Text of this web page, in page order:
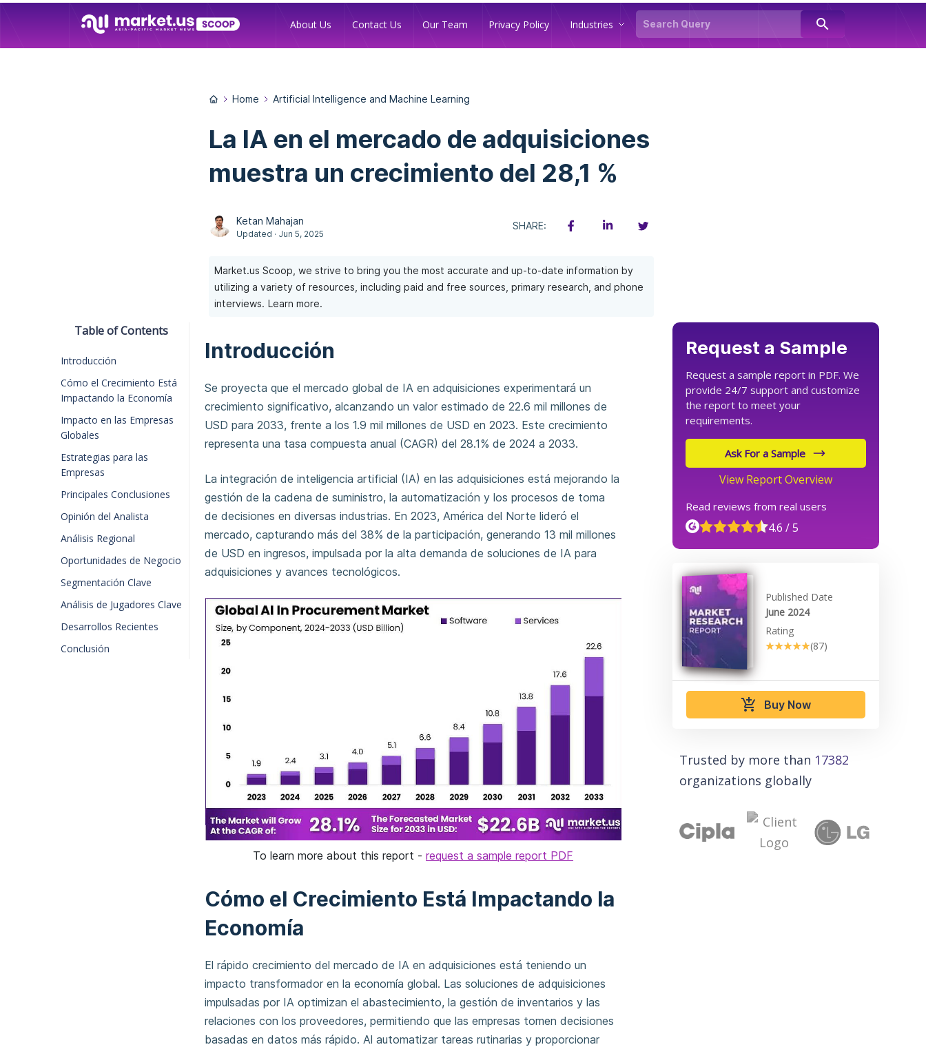
About Us Contact Us Our Team Privacy Policy Industries search
Home Artificial Intelligence and Machine Learning
La IA en el mercado de adquisiciones
muestra un crecimiento del 28,1 %
Ketan Mahajan
Updated · Jun 5, 2025
SHARE:
Market.us Scoop, we strive to bring you the most accurate and up-to-date information by
utilizing a variety of resources, including paid and free sources, primary research, and phone
interviews. Learn more.
Table of Contents
Introducción
Cómo el Crecimiento Está
Impactando la Economía
Impacto en las Empresas
Globales
Estrategias para las
Empresas
Principales Conclusiones
Opinión del Analista
Análisis Regional
Oportunidades de Negocio
Segmentación Clave
Análisis de Jugadores Clave
Desarrollos Recientes
Conclusión
Introducción
Se proyecta que el mercado global de IA en adquisiciones experimentará un
crecimiento significativo, alcanzando un valor estimado de 22.6 mil millones de
USD para 2033, frente a los 1.9 mil millones de USD en 2023. Este crecimiento
representa una tasa compuesta anual (CAGR) del 28.1% de 2024 a 2033.
La integración de inteligencia artificial (IA) en las adquisiciones está mejorando la
gestión de la cadena de suministro, la automatización y los procesos de toma
de decisiones en diversas industrias. En 2023, América del Norte lideró el
mercado, capturando más del 38% de la participación, generando 13 mil millones
de USD en ingresos, impulsada por la alta demanda de soluciones de IA para
adquisiciones y avances tecnológicos.
To learn more about this report -request a sample report PDF
Cómo el Crecimiento Está Impactando la
Economía
El rápido crecimiento del mercado de IA en adquisiciones está teniendo un
impacto transformador en la economía global. Las soluciones de adquisiciones
impulsadas por IA optimizan el abastecimiento, la gestión de inventarios y las
relaciones con los proveedores, permitiendo que las empresas tomen decisiones
basadas en datos más rápido. Al automatizar tareas rutinarias y proporcionar
Request a Sample
Request a sample report in PDF. We
provide 24/7 support and customize
the report to meet your
requirements.
Ask For a Sample
View Report Overview
Read reviews from real users
4.6 / 5
Published Date
June 2024
Rating
★★★★★
★★★★★(87)
add_shopping_cart Buy Now
Trusted by more than 17382
organizations globally